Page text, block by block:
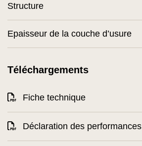
Téléchargements
Fiche technique
Déclaration des performances
Structure
Epaisseur de la couche d’usure